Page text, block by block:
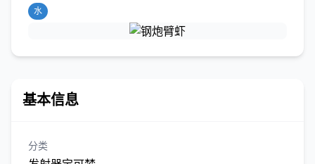
水
基本信息
分类